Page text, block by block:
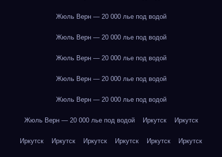
Жюль Верн — 20 000 лье под водой
Жюль Верн — 20 000 лье под водой
Жюль Верн — 20 000 лье под водой
Жюль Верн — 20 000 лье под водой
Жюль Верн — 20 000 лье под водой
Жюль Верн — 20 000 лье под водой Иркутск Иркутск
Иркутск Иркутск Иркутск Иркутск Иркутск Иркутск